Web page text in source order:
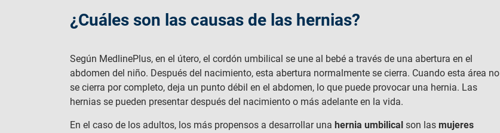
¿Cuáles son las causas de las hernias?
Según MedlinePlus, en el útero, el cordón umbilical se une al bebé a través de una abertura en el
abdomen del niño. Después del nacimiento, esta abertura normalmente se cierra. Cuando esta área no
se cierra por completo, deja un punto débil en el abdomen, lo que puede provocar una hernia. Las
hernias se pueden presentar después del nacimiento o más adelante en la vida.
En el caso de los adultos, los más propensos a desarrollar una hernia umbilical son las mujeres